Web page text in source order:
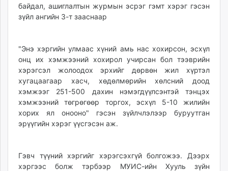
assa.mn
toim.mn
unread.today
байдал, ашиглалтын журмын эсрэг гэмт хэрэг гэсэн
зүйл ангийн 3-т зааснаар
"Энэ хэргийн улмаас хүний амь нас хохирсон, эсхүл
онц их хэмжээний хохирол учирсан бол тээврийн
хэрэгсэл жолоодох эрхийг дөрвөн жил хүртэл
хугацаагаар хасч, хөдөлмөрийн хөлсний доод
хэмжээг 251-500 дахин нэмэгдүүлсэнтэй тэнцэх
хэмжээний төгрөгөөр торгох, эсхүл 5-10 жилийн
хорих ял онооно" гэсэн зүйлчлэлээр буруутган
эрүүгийн хэрэг үүсгэсэн аж.
Гэвч түүний хэргийг хэрэгсэхгүй болгожээ. Дээрх
хэргээс болж тэрбээр МУИС-ийн Хууль зүйн